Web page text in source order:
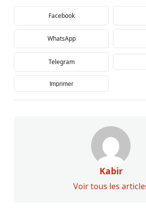
Facebook
WhatsApp
Telegram
Imprimer
Kabir
Voir tous les